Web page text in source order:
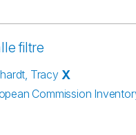
filtre
Tracy X
Commission